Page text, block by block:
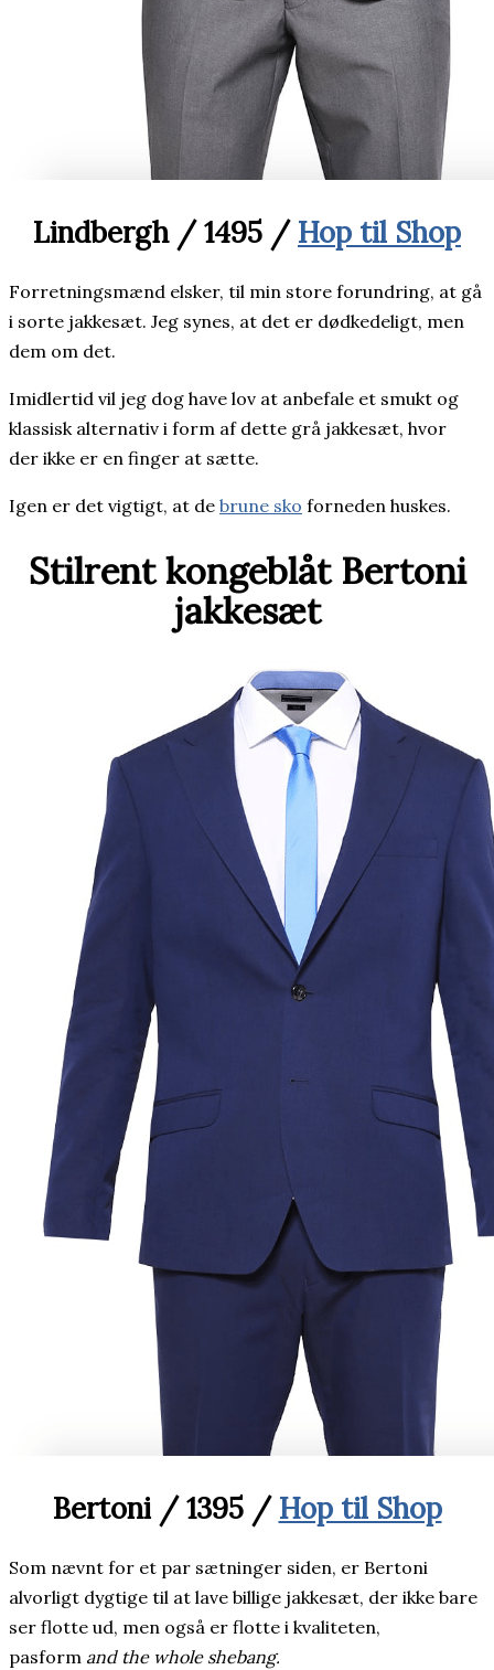
Lindbergh / 1495 / Hop til Shop
Forretningsmænd elsker, til min store forundring, at gå
i sorte jakkesæt. Jeg synes, at det er dødkedeligt, men
dem om det.
Imidlertid vil jeg dog have lov at anbefale et smukt og
klassisk alternativ i form af dette grå jakkesæt, hvor
der ikke er en finger at sætte.
Igen er det vigtigt, at de brune sko forneden huskes.
Stilrent kongeblåt Bertoni
jakkesæt
Bertoni / 1395 / Hop til Shop
Som nævnt for et par sætninger siden, er Bertoni
alvorligt dygtige til at lave billige jakkesæt, der ikke bare
ser flotte ud, men også er flotte i kvaliteten,
pasform and the whole shebang.